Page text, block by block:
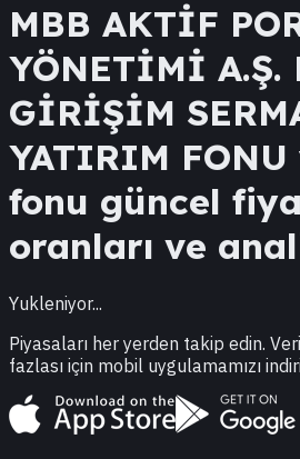
MBB AKTİF
YÖNETİMİ A.Ş.
GİRİŞİM
YATIRIM FONU
fonu güncel
oranları ve
Yukleniyor...
Piyasaları her yerden takip edin.
fazlası için mobil uygulamamızı